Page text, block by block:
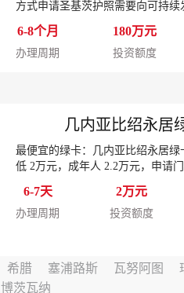
方式申请圣基茨护照需要向可持续
25万美元，附属申请人：配偶、18
25周岁全日制在读未婚子女。
6-8个月
办理周期
180万元
投资额度
几内亚比绍永居
最便宜的绿卡：几内亚比绍永居绿
低 2万元，成年人 2.2万元，申请门
言学历要求，无移民监，没有居信
陆，7天获批拿身份。
6-7天
办理周期
2万元
投资额度
希腊 塞浦路斯 瓦努阿图
博茨瓦纳